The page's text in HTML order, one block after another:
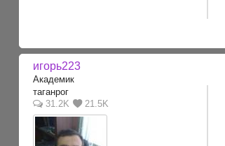
игорь223
Академик
таганрог
31.2K
21.5K